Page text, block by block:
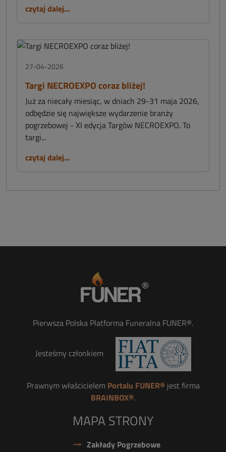
czytaj dalej...
27-04-2026
Targi NECROEXPO coraz bliżej!
Już za niecały miesiąc, w dniach 29-31 maja 2026,
odbędzie się największe wydarzenie branży
pogrzebowej - XI edycja Targów NECROEXPO. To
targi...
czytaj dalej...
Pierwsza Polska Platforma Funeralna FUNER®.
Jesteśmy członkiem
Prawnym właścicielem Portalu FUNER®jest firma
BRAINBOX®.
MAPA STRONY
Zakłady Pogrzebowe